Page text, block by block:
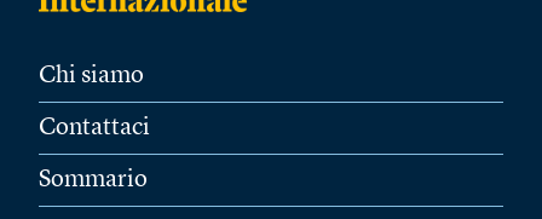
Chi siamo
Contattaci
Sommario